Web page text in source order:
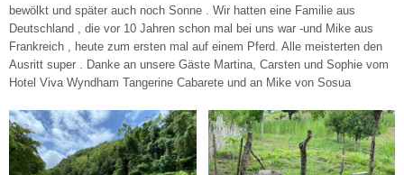
bewölkt und später auch noch Sonne . Wir hatten eine Familie aus
Deutschland , die vor 10 Jahren schon mal bei uns war -und Mike aus
Frankreich , heute zum ersten mal auf einem Pferd. Alle meisterten den
Ausritt super . Danke an unsere Gäste Martina, Carsten und Sophie vom
Hotel Viva Wyndham Tangerine Cabarete und an Mike von Sosua